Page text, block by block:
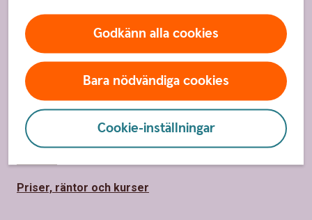
Godkänn alla cookies
Bara nödvändiga cookies
Cookie-inställningar
Sidfot
Hitta snabbt
Kundservice
Spärrhjälp
Hitta bankkontor
Priser, räntor och kurser